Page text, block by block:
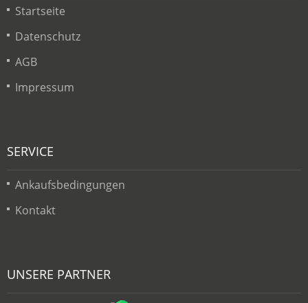
Startseite
Datenschutz
AGB
Impressum
SERVICE
Ankaufsbedingungen
Kontakt
UNSERE PARTNER